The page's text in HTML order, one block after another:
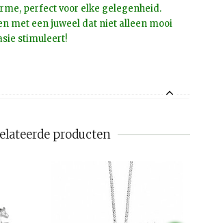
perfect voor elke gelegenheid.
met een juweel dat niet alleen mooi
stimuleert!
producten